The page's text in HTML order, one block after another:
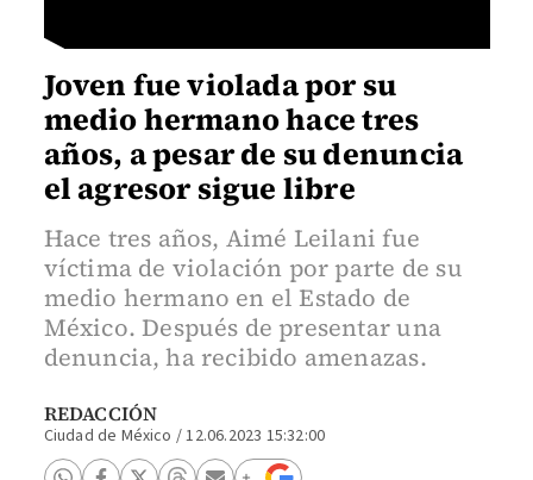
Joven fue violada por su
medio hermano hace tres
años, a pesar de su denuncia
el agresor sigue libre
Hace tres años, Aimé Leilani fue
víctima de violación por parte de su
medio hermano en el Estado de
México. Después de presentar una
denuncia, ha recibido amenazas.
REDACCIÓN
Ciudad de México /12.06.2023 15:32:00